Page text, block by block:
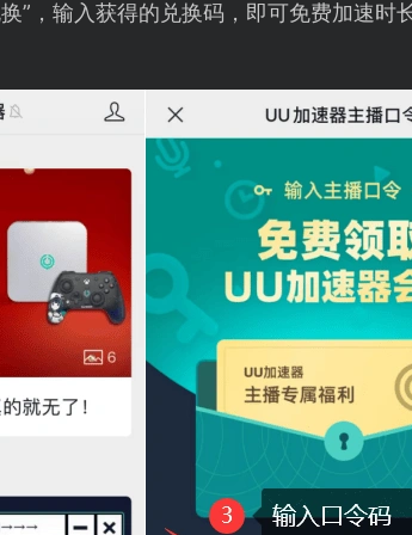
”，输入获得的兑换码，即可免费加速时